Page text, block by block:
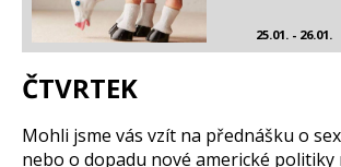
25.01. - 26.01.
ČTVRTEK
Mohli jsme vás vzít na přednášku o
nebo o dopadu nové americké politiky